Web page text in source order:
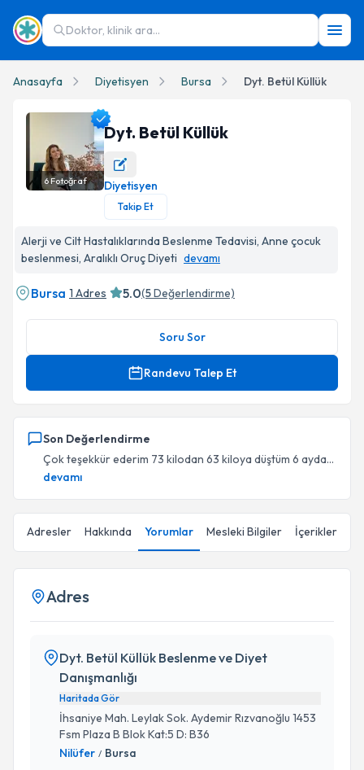
Doktor, klinik ara...
Anasayfa Diyetisyen Bursa Dyt. Betül Küllük
Dyt. Betül Küllük Profil Fotoğrafı
6Fotoğraf
Dyt. Betül Küllük
Diyetisyen
Takip Et
Alerji ve Cilt Hastalıklarında Beslenme Tedavisi, Anne çocuk
beslenmesi, Aralıklı Oruç Diyeti devamı
Bursa 1 Adres 5.0(5Değerlendirme)
Soru Sor
Randevu Talep Et
Son Değerlendirme
Çok teşekkür ederim 73 kilodan 63 kiloya düştüm 6 ayda...
devamı
Adresler Hakkında Yorumlar Mesleki Bilgiler İçerikler
Adres
Dyt. Betül Küllük Beslenme ve Diyet
Danışmanlığı
Haritada Gör
İhsaniye Mah. Leylak Sok. Aydemir Rızvanoğlu 1453
Fsm Plaza B Blok Kat:5 D: B36
Nilüfer / Bursa